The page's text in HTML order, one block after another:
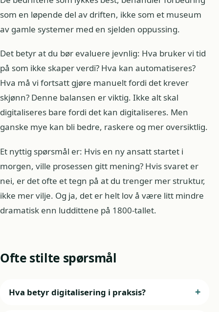
som en løpende del av driften, ikke som et museum
av gamle systemer med en sjelden oppussing.
Det betyr at du bør evaluere jevnlig: Hva bruker vi tid
på som ikke skaper verdi? Hva kan automatiseres?
Hva må vi fortsatt gjøre manuelt fordi det krever
skjønn? Denne balansen er viktig. Ikke alt skal
digitaliseres bare fordi det kan digitaliseres. Men
ganske mye kan bli bedre, raskere og mer oversiktlig.
Et nyttig spørsmål er: Hvis en ny ansatt startet i
morgen, ville prosessen gitt mening? Hvis svaret er
nei, er det ofte et tegn på at du trenger mer struktur,
ikke mer vilje. Og ja, det er helt lov å være litt mindre
dramatisk enn luddittene på 1800-tallet.
Ofte stilte spørsmål
Hva betyr digitalisering i praksis?